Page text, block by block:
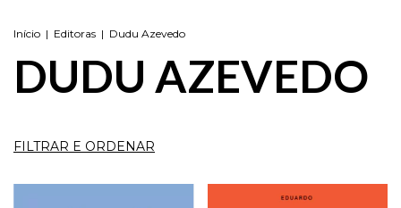
Início | Editoras | Dudu Azevedo
DUDU AZEVEDO
FILTRAR E ORDENAR